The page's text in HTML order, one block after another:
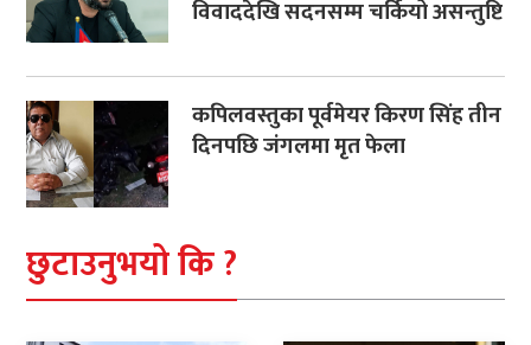
विवाददेखि सदनसम्म चर्कियो असन्तुष्टि
कपिलवस्तुका पूर्वमेयर किरण सिंह तीन
दिनपछि जंगलमा मृत फेला
छुटाउनुभयो कि ?